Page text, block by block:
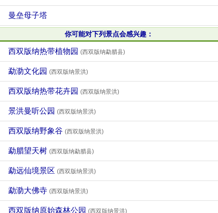
曼垒母子塔
你可能对下列景点会感兴趣：
西双版纳热带植物园 (西双版纳勐腊县)
勐泐文化园 (西双版纳景洪)
西双版纳热带花卉园 (西双版纳景洪)
景洪曼听公园 (西双版纳景洪)
西双版纳野象谷 (西双版纳景洪)
勐腊望天树 (西双版纳勐腊县)
勐远仙境景区 (西双版纳景洪)
勐泐大佛寺 (西双版纳景洪)
西双版纳原始森林公园 (西双版纳景洪)